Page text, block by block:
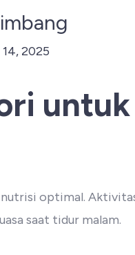
2025
untuk
optimal.
saat tidur malam.